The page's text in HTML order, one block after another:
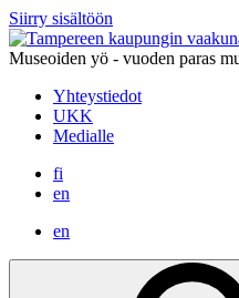
Siirry sisältöön
Museoiden yö - vuoden paras
Yhteystiedot
UKK
Medialle
fi
en
en